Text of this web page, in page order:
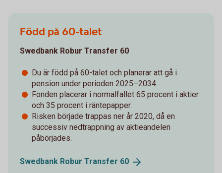
Född på 60-talet
Swedbank Robur Transfer 60
Du är född på 60-talet och planerar att gå i
pension under perioden 2025–2034.
Fonden placerar i normalfallet 65 procent i aktier
och 35 procent i räntepapper.
Risken började trappas ner år 2020, då en
successiv nedtrappning av aktieandelen
påbörjades.
Swedbank Robur Transfer 60